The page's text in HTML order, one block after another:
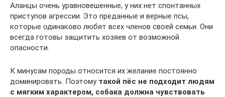
Аланцы очень уравновешенные, у них нет спонтанных
приступов агрессии. Это преданные и верные псы,
которые одинаково любят всех членов своей семьи. Они
всегда готовы защитить хозяев от возможной
опасности.
К минусам породы относится их желание постоянно
доминировать. Поэтому такой пёс не подходит людям
с мягким характером, собака должна чувствовать